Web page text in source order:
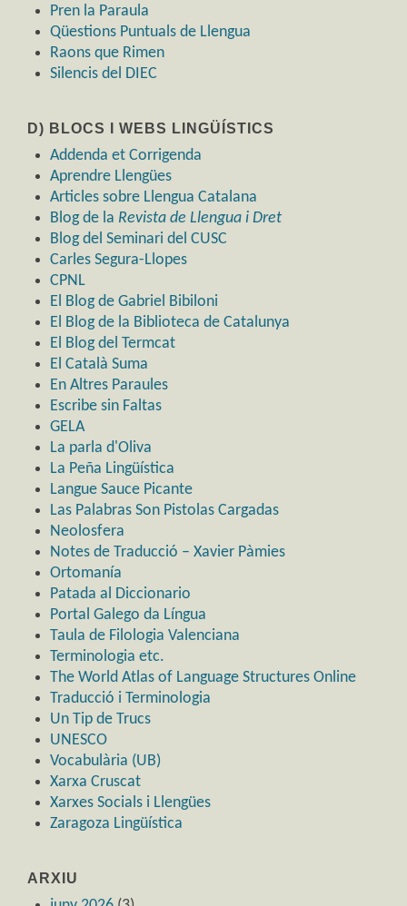
Pren la Paraula
Qüestions Puntuals de Llengua
Raons que Rimen
Silencis del DIEC
D) BLOCS I WEBS LINGÜÍSTICS
Addenda et Corrigenda
Aprendre Llengües
Articles sobre Llengua Catalana
Blog de la Revista de Llengua i Dret
Blog del Seminari del CUSC
Carles Segura-Llopes
CPNL
El Blog de Gabriel Bibiloni
El Blog de la Biblioteca de Catalunya
El Blog del Termcat
El Català Suma
En Altres Paraules
Escribe sin Faltas
GELA
La parla d'Oliva
La Peña Lingüística
Langue Sauce Picante
Las Palabras Son Pistolas Cargadas
Neolosfera
Notes de Traducció – Xavier Pàmies
Ortomanía
Patada al Diccionario
Portal Galego da Língua
Taula de Filologia Valenciana
Terminologia etc.
The World Atlas of Language Structures Online
Traducció i Terminologia
Un Tip de Trucs
UNESCO
Vocabulària (UB)
Xarxa Cruscat
Xarxes Socials i Llengües
Zaragoza Lingüística
ARXIU